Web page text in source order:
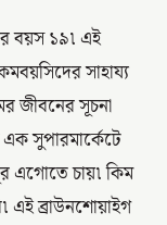
বয়স ১৯৷ এই
সাহায্য
জীবনের সূচনা
সুপারমার্কেটে
এগোতে চায়৷ কিম
এই ব্রাউনশোয়াইগ